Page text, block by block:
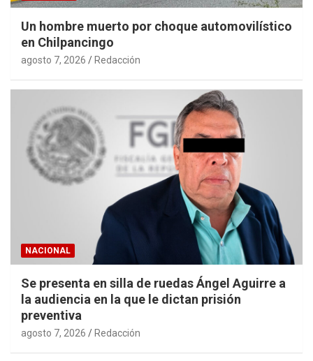
Un hombre muerto por choque automovilístico
en Chilpancingo
agosto 7, 2026 Redacción
NACIONAL
Se presenta en silla de ruedas Ángel Aguirre a
la audiencia en la que le dictan prisión
preventiva
agosto 7, 2026 Redacción